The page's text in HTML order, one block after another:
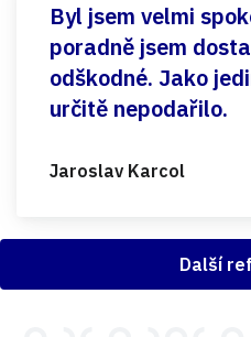
Byl jsem velmi
poradně jsem
odškodné. Jako
určitě nepodařilo.
Jaroslav Karcol
Další